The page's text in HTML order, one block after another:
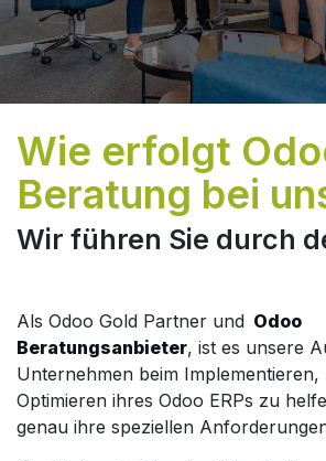
Wie erfolgt
Beratung bei
Wir führen Sie durch
Als Odoo Gold Partner und Odoo
Beratungsanbieter, ist es unsere
Unternehmen beim
Optimieren ihres Odoo ERPs zu
genau ihre speziellen